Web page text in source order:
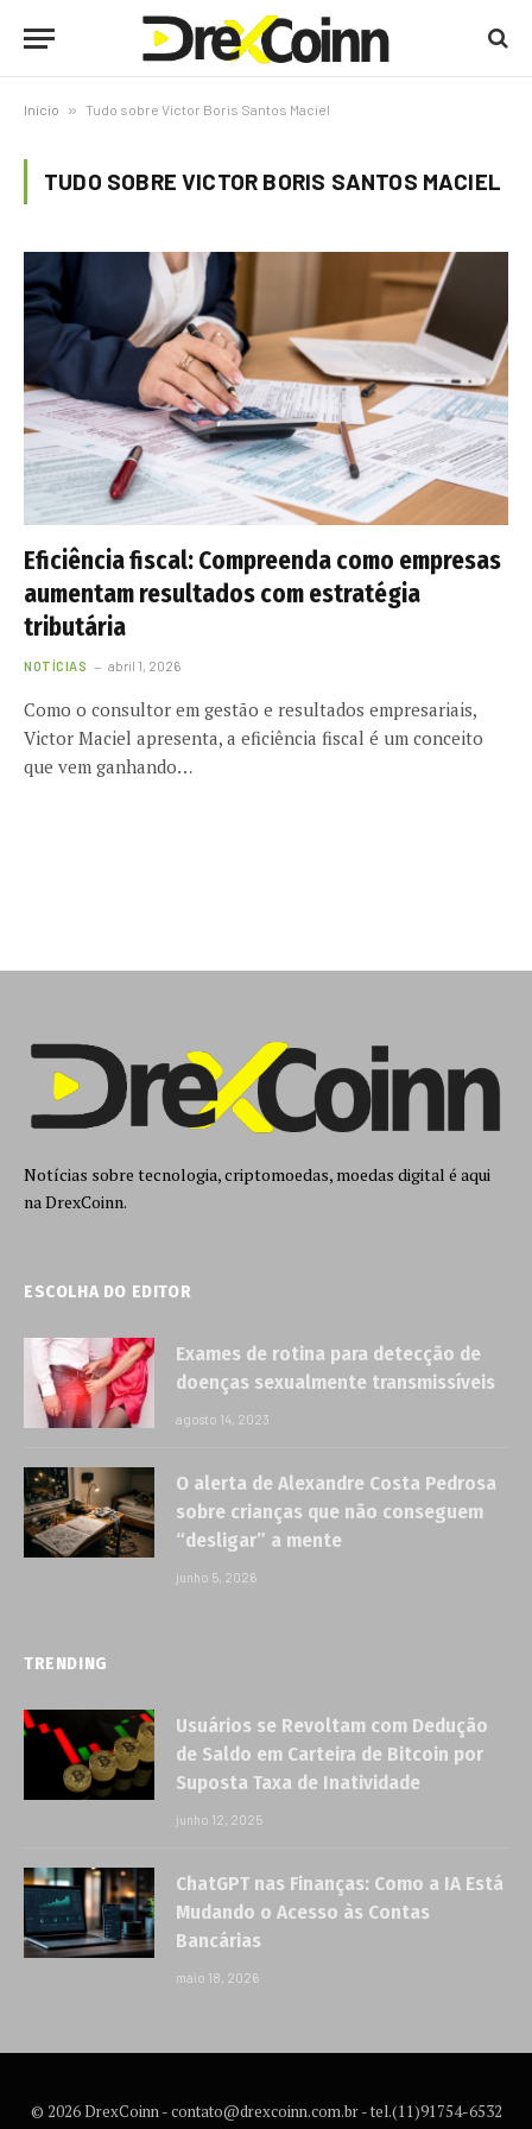
Início » Tudo sobre Victor Boris Santos Maciel
TUDO SOBRE VICTOR BORIS SANTOS MACIEL
Eficiência fiscal: Compreenda como empresas
aumentam resultados com estratégia
tributária
NOTÍCIAS abril 1, 2026
Como o consultor em gestão e resultados empresariais,
Victor Maciel apresenta, a eficiência fiscal é um conceito
que vem ganhando…
Notícias sobre tecnologia, criptomoedas, moedas digital é aqui
na DrexCoinn.
ESCOLHA DO EDITOR
Exames de rotina para detecção de
doenças sexualmente transmissíveis
agosto 14, 2023
O alerta de Alexandre Costa Pedrosa
sobre crianças que não conseguem
“desligar” a mente
junho 5, 2026
TRENDING
Usuários se Revoltam com Dedução
de Saldo em Carteira de Bitcoin por
Suposta Taxa de Inatividade
junho 12, 2025
ChatGPT nas Finanças: Como a IA Está
Mudando o Acesso às Contas
Bancárias
maio 18, 2026
© 2026 DrexCoinn -contato@drexcoinn.com.br- tel.(11)91754-6532